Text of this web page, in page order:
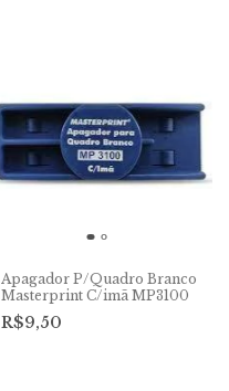
Apagador P/Quadro Branco
Masterprint C/imã MP3100
R$9,50